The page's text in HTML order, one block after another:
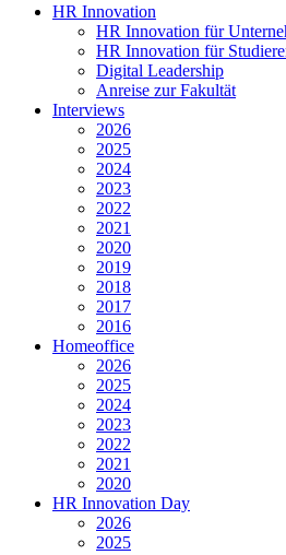
HR Innovation
HR Innovation für
HR Innovation für
Digital Leadership
Anreise zur Fakultät
Interviews
2026
2025
2024
2023
2022
2021
2020
2019
2018
2017
2016
Homeoffice
2026
2025
2024
2023
2022
2021
2020
HR Innovation Day
2026
2025